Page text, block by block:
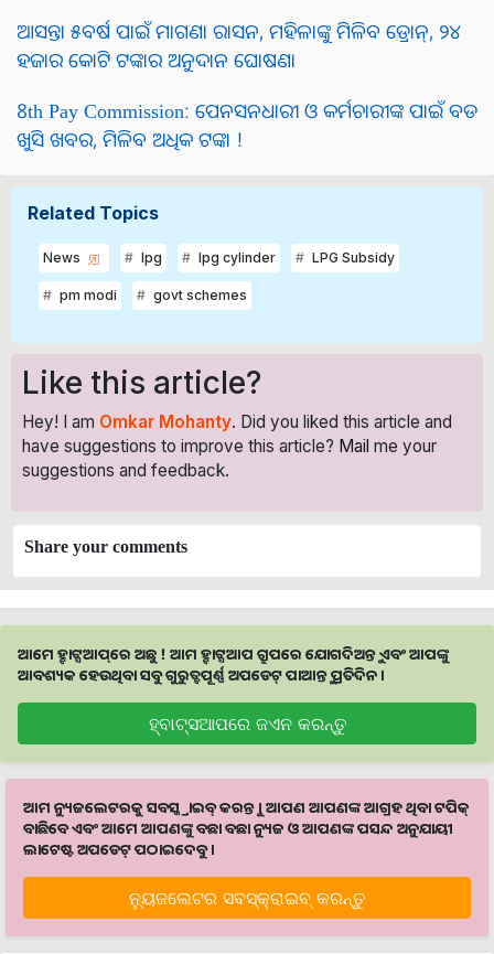
ଆସନ୍ତା ୫ବର୍ଷ ପାଇଁ ମାଗଣା ରାସନ, ମହିଳାଙ୍କୁ ମିଳିବ ଡ୍ରୋନ୍, ୨୪
ହଜାର କୋଟି ଟଙ୍କାର ଅନୁଦାନ ଘୋଷଣା
8th Pay Commission: ପେନସନଧାରୀ ଓ କର୍ମଚାରୀଙ୍କ ପାଇଁ ବଡ
ଖୁସି ଖବର, ମିଳିବ ଅଧିକ ଟଙ୍କା !
Related Topics
News lpg lpg cylinder LPG Subsidy
pm modi govt schemes
Like this article?
Hey! I am Omkar Mohanty. Did you liked this article and
have suggestions to improve this article? Mail me your
suggestions and feedback.
Share your comments
ଆମେ ହ୍ବାଟ୍ସଆପ୍‌ରେ ଅଛୁ ! ଆମ ହ୍ବାଟ୍ସଆପ ଗ୍ରୁପରେ ଯୋଗଦିଅନ୍ତୁ ଏବଂ ଆପଙ୍କୁ
ଆବଶ୍ୟକ ହେଉଥିବା ସବୁ ଗୁରୁତ୍ବପୂର୍ଣ୍ଣ ଅପଡେଟ୍‌ ପାଆନ୍ତୁ ପ୍ରତିଦିନ ।
ହ୍ବାଟ୍ସଆପରେ ଜଏନ କରନ୍ତୁ
ଆମ ନ୍ୟୁଜଲେଟରକୁ ସବସ୍କ୍ରାଇବ୍ କରନ୍ତୁ । ଆପଣ ଆପଣଙ୍କ ଆଗ୍ରହ ଥିବା ଟପିକ୍‌
ବାଛିବେ ଏବଂ ଆମେ ଆପଣଙ୍କୁ ବଛା ବଛା ନ୍ୟୁଜ ଓ ଆପଣଙ୍କ ପସନ୍ଦ ଅନୁଯାୟୀ
ଲାଟେଷ୍ଟ ଅପଡେଟ୍‌ ପଠାଇଦେବୁ ।
ନ୍ୟୁଜଲେଟର ସବସ୍କ୍ରାଇବ୍‌ କରନ୍ତୁ